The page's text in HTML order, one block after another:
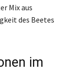
Mix aus
des Beetes
im